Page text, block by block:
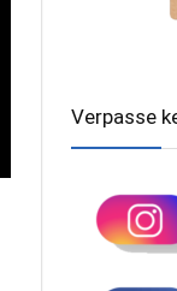
Verpasse